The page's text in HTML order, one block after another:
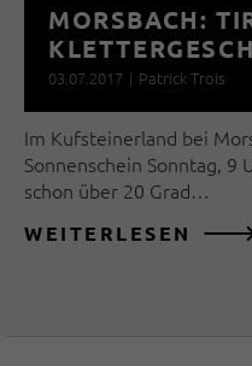
MORSBACH:
03.07.2017 | Patrick Trois
Im Kufsteinerland bei
Sonnenschein Sonntag, 9
schon über 20 Grad…
WEITERLESEN